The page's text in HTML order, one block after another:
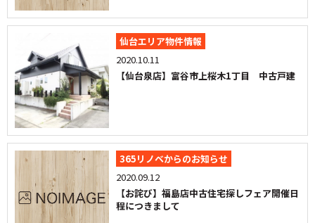
仙台エリア物件情報
2020.10.11
【仙台泉店】富谷市上桜木1丁目 中古戸建
365リノベからのお知らせ
2020.09.12
【お詫び】福島店中古住宅探しフェア開催日
程につきまして